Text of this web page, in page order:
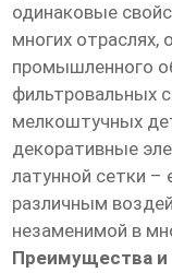
одинаковые
многих отраслях,
промышленного
фильтровальных
мелкоштучных
декоративные
латунной сетки –
различным
незаменимой в
Преимущества и